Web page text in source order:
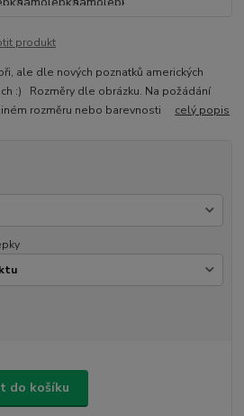
produkt
ale dle nových poznatků amerických
:) Rozměry dle obrázku. Na požádání
rozměru nebo barevnosti celý popis
do košíku